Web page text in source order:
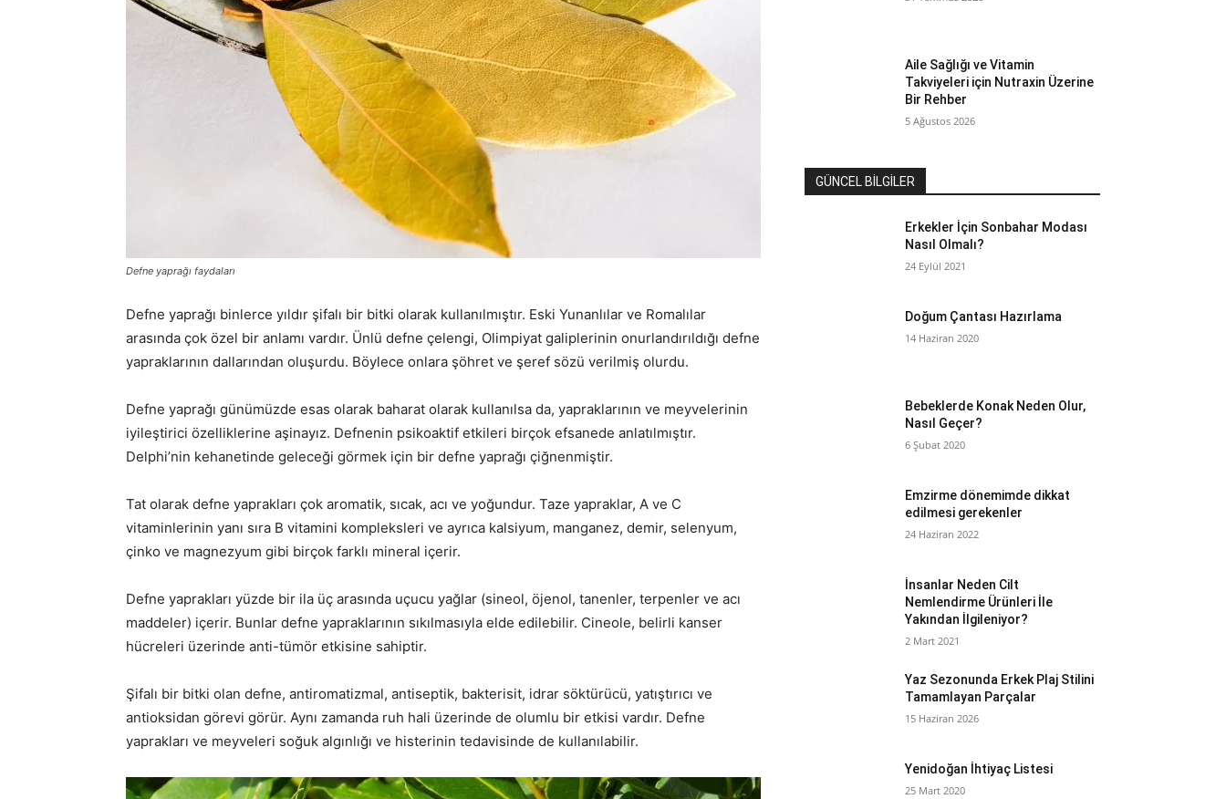
Defne yaprağı faydaları
Defne yaprağı binlerce yıldır şifalı bir bitki olarak kullanılmıştır. Eski Yunanlılar ve Romalılar
arasında çok özel bir anlamı vardır. Ünlü defne çelengi, Olimpiyat galiplerinin onurlandırıldığı defne
yapraklarının dallarından oluşurdu. Böylece onlara şöhret ve şeref sözü verilmiş olurdu.
Defne yaprağı günümüzde esas olarak baharat olarak kullanılsa da, yapraklarının ve meyvelerinin
iyileştirici özelliklerine aşinayız. Defnenin psikoaktif etkileri birçok efsanede anlatılmıştır.
Delphi’nin kehanetinde geleceği görmek için bir defne yaprağı çiğnenmiştir.
Tat olarak defne yaprakları çok aromatik, sıcak, acı ve yoğundur. Taze yapraklar, A ve C
vitaminlerinin yanı sıra B vitamini kompleksleri ve ayrıca kalsiyum, manganez, demir, selenyum,
çinko ve magnezyum gibi birçok farklı mineral içerir.
Defne yaprakları yüzde bir ila üç arasında uçucu yağlar (sineol, öjenol, tanenler, terpenler ve acı
maddeler) içerir. Bunlar defne yapraklarının sıkılmasıyla elde edilebilir. Cineole, belirli kanser
hücreleri üzerinde anti-tümör etkisine sahiptir.
Şifalı bir bitki olan defne, antiromatizmal, antiseptik, bakterisit, idrar söktürücü, yatıştırıcı ve
antioksidan görevi görür. Aynı zamanda ruh hali üzerinde de olumlu bir etkisi vardır. Defne
yaprakları ve meyveleri soğuk algınlığı ve histerinin tedavisinde de kullanılabilir.
Aile Sağlığı ve Vitamin
Takviyeleri için Nutraxin Üzerine
Bir Rehber
5 Ağustos 2026
GÜNCEL BİLGİLER
Erkekler İçin Sonbahar Modası
Nasıl Olmalı?
24 Eylül 2021
Doğum Çantası Hazırlama
14 Haziran 2020
Bebeklerde Konak Neden Olur,
Nasıl Geçer?
6 Şubat 2020
Emzirme dönemimde dikkat
edilmesi gerekenler
24 Haziran 2022
İnsanlar Neden Cilt
Nemlendirme Ürünleri İle
Yakından İlgileniyor?
2 Mart 2021
Yaz Sezonunda Erkek Plaj Stilini
Tamamlayan Parçalar
15 Haziran 2026
Yenidoğan İhtiyaç Listesi
25 Mart 2020